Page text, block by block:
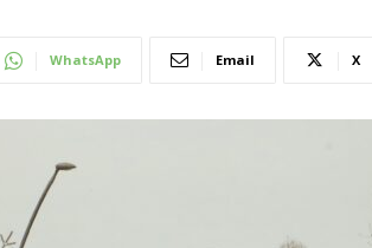
WhatsApp Email X